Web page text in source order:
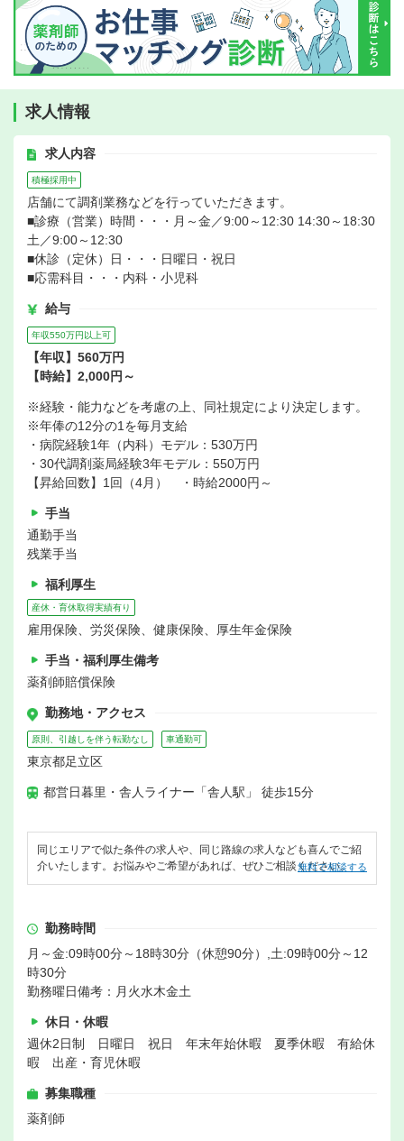
求人情報
求人内容
積極採用中
店舗にて調剤業務などを行っていただきます。
■診療（営業）時間・・・月～金／9:00～12:30 14:30～18:30
土／9:00～12:30
■休診（定休）日・・・日曜日・祝日
■応需科目・・・内科・小児科
給与
年収550万円以上可
【年収】560万円
【時給】2,000円～
※経験・能力などを考慮の上、同社規定により決定します。
※年俸の12分の1を毎月支給
・病院経験1年（内科）モデル：530万円
・30代調剤薬局経験3年モデル：550万円
【昇給回数】1回（4月） ・時給2000円～
手当
通勤手当
残業手当
福利厚生
産休・育休取得実績有り
雇用保険、労災保険、健康保険、厚生年金保険
手当・福利厚生備考
薬剤師賠償保険
勤務地・アクセス
原則、引越しを伴う転勤なし 車通勤可
東京都足立区
都営日暮里・舎人ライナー「舎人駅」 徒歩15分
同じエリアで似た条件の求人や、同じ路線の求人なども喜んでご紹
介いたします。お悩みやご希望があれば、ぜひご相談ください。
無料で相談する
勤務時間
月～金:09時00分～18時30分（休憩90分）,土:09時00分～12
時30分
勤務曜日備考：月火水木金土
休日・休暇
週休2日制 日曜日 祝日 年末年始休暇 夏季休暇 有給休
暇 出産・育児休暇
募集職種
薬剤師